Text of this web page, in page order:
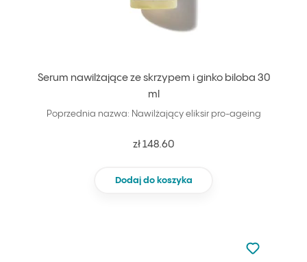
Serum nawilżające ze skrzypem i ginko biloba 30
ml
Poprzednia nazwa: Nawilżający eliksir pro-ageing
zł 148.60
Dodaj do koszyka
Nie dodano
Dodaj do